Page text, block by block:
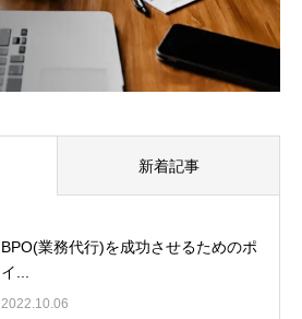
新着記事
BPO(業務代行)を成功させるためのポ
イ...
2022.10.06